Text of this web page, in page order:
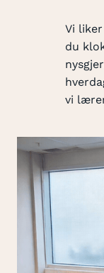
Vi
du
vi